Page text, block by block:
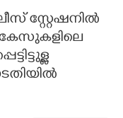
സ്റ്റേഷനിൽ
കേസുകളിലെ